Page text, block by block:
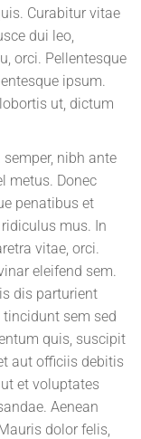
Curabitur vitae
dui leo,
orci. Pellentesque
ipsum.
ut, dictum
nibh ante
metus. Donec
penatibus et
mus. In
vitae, orci.
eleifend sem.
dis parturient
sem sed
quis, suscipit
aut officiis debitis
et voluptates
Aenean
dolor felis,